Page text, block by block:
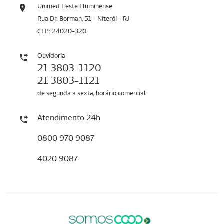
Unimed Leste Fluminense
Rua Dr. Borman, 51 - Niterói - RJ
CEP: 24020-320
Ouvidoria
21 3803-1120
21 3803-1121
de segunda a sexta, horário comercial
Atendimento 24h
0800 970 9087
4020 9087